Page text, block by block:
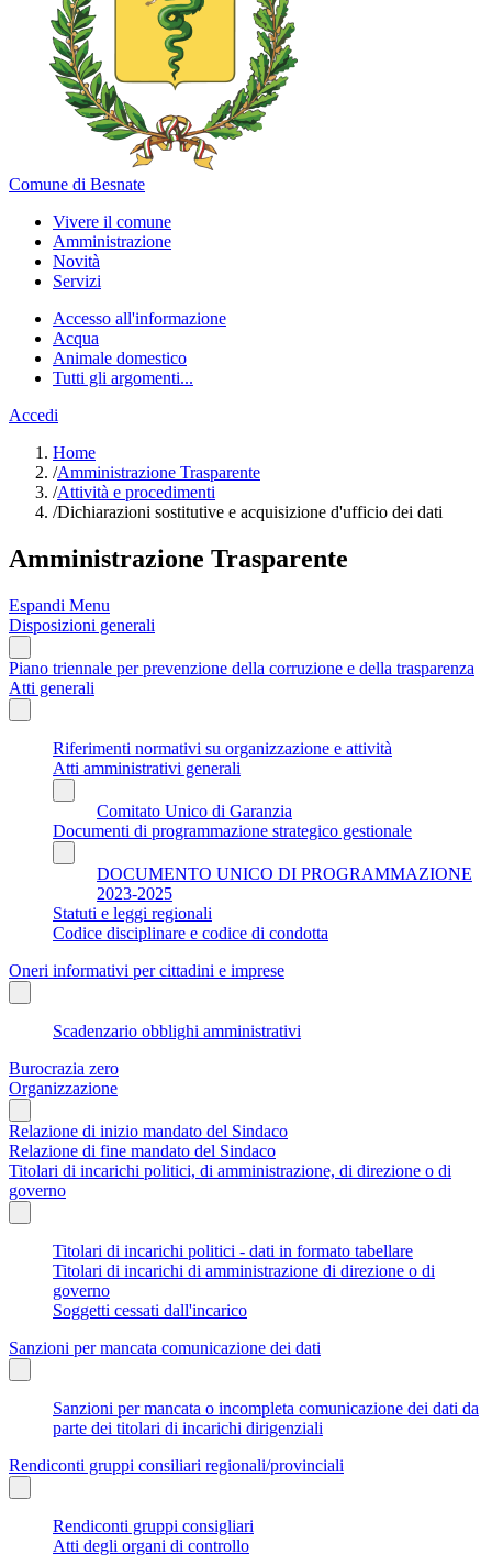
Comune di Besnate
Vivere il comune
Amministrazione
Novità
Servizi
Accesso all'informazione
Acqua
Animale domestico
Tutti gli argomenti...
Accedi
Home
/Amministrazione Trasparente
/Attività e procedimenti
/Dichiarazioni sostitutive e acquisizione d'ufficio dei dati
Amministrazione Trasparente
Espandi Menu
Disposizioni generali
Piano triennale per prevenzione della corruzione e della trasparenza
Atti generali
Riferimenti normativi su organizzazione e attività
Atti amministrativi generali
Comitato Unico di Garanzia
Documenti di programmazione strategico gestionale
DOCUMENTO UNICO DI PROGRAMMAZIONE
2023-2025
Statuti e leggi regionali
Codice disciplinare e codice di condotta
Oneri informativi per cittadini e imprese
Scadenzario obblighi amministrativi
Burocrazia zero
Organizzazione
Relazione di inizio mandato del Sindaco
Relazione di fine mandato del Sindaco
Titolari di incarichi politici, di amministrazione, di direzione o di
governo
Titolari di incarichi politici - dati in formato tabellare
Titolari di incarichi di amministrazione di direzione o di
governo
Soggetti cessati dall'incarico
Sanzioni per mancata comunicazione dei dati
Sanzioni per mancata o incompleta comunicazione dei dati da
parte dei titolari di incarichi dirigenziali
Rendiconti gruppi consiliari regionali/provinciali
Rendiconti gruppi consigliari
Atti degli organi di controllo